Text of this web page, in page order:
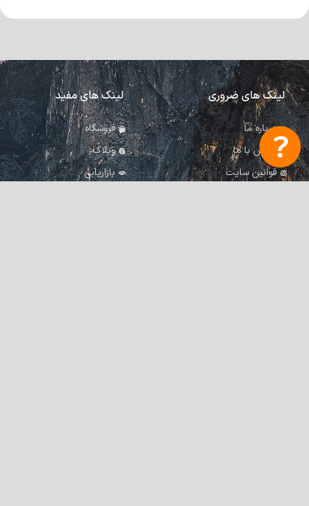
لینک های ضروری
درباره ما
تماس با ما
قوانین سایت
لینک های مفید
فروشگاه
وبلاگ
بازاریابی